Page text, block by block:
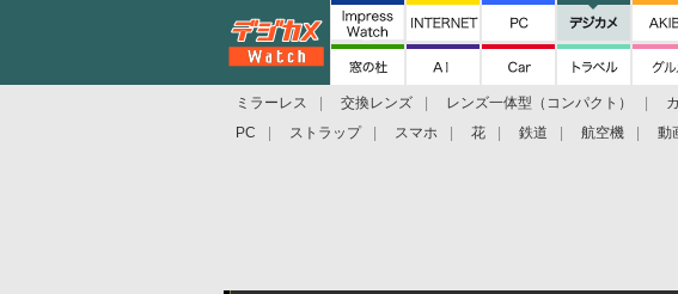
ミラーレス 交換レンズ レンズ一体型（コンパクト）
PC
ストラップ スマホ 花 鉄道 航空機 動